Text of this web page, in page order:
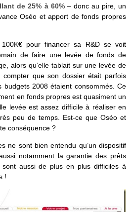
de 25% à 60%– donc au pire, un
Oséo et apport de fonds propres
pour financer sa R&D se voit
de faire une levée de fonds de
alors qu’elle tablait sur une levée de
que son dossier était parfois
budgets 2008 étaient consommés. Ce
en fonds propres est quasiment un
levée est assez difficile à réaliser en
peu de temps. Est-ce que Oséo et
conséquence ?
ne sont bien entendu qu’un dispositif
notamment la garantie des prêts
aussi de plus en plus difficiles à
!